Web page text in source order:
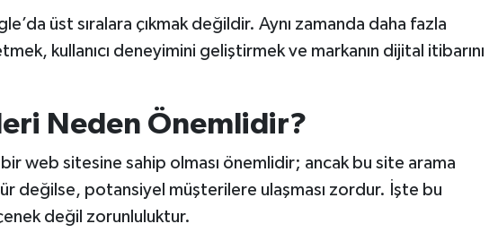
üst sıralara çıkmak değildir. Aynı zamanda daha fazla
kullanıcı deneyimini geliştirmek ve markanın dijital itibarını
Neden Önemlidir?
web sitesine sahip olması önemlidir; ancak bu site arama
değilse, potansiyel müşterilere ulaşması zordur. İşte bu
değil zorunluluktur.